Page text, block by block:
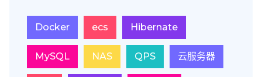
Docker ecs Hibernate
MySQL NAS QPS 云服务器